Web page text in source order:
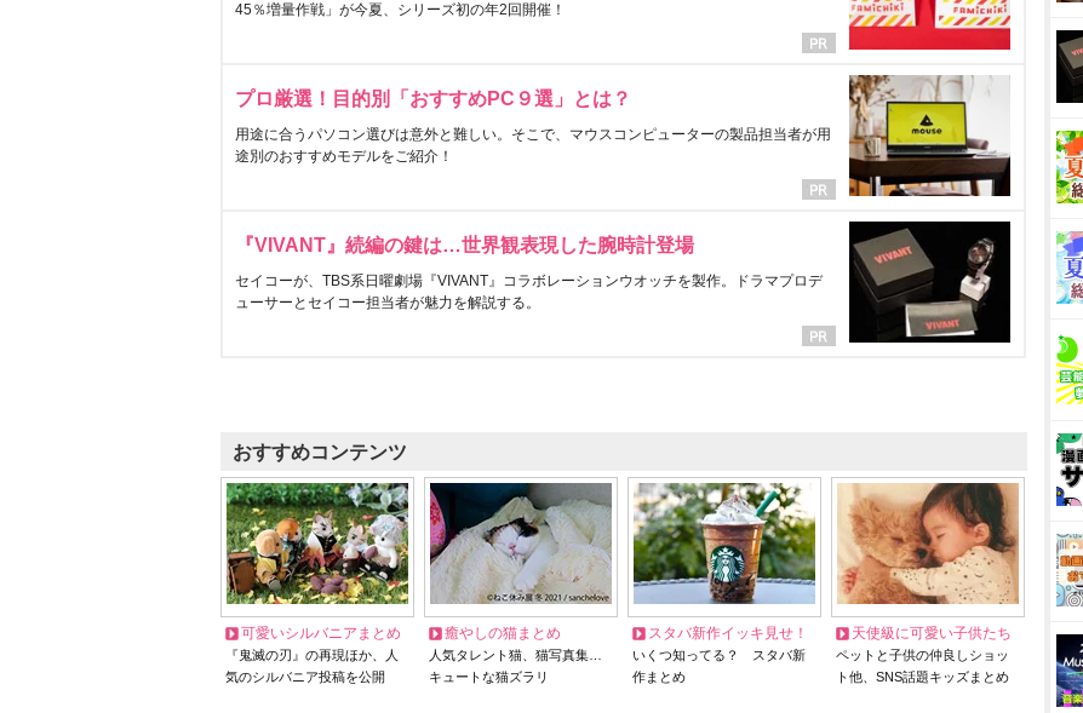
45％増量作戦」が今夏、シリーズ初の年2回開催！
プロ厳選！目的別「おすすめPC９選」とは？
用途に合うパソコン選びは意外と難しい。そこで、マウスコンピューターの製品担当者が用
途別のおすすめモデルをご紹介！
『VIVANT』続編の鍵は…世界観表現した腕時計登場
セイコーが、TBS系日曜劇場『VIVANT』コラボレーションウオッチを製作。ドラマプロデ
ューサーとセイコー担当者が魅力を解説する。
おすすめコンテンツ
可愛いシルバニアまとめ
『鬼滅の刃』の再現ほか、人
気のシルバニア投稿を公開
癒やしの猫まとめ
人気タレント猫、猫写真集…
キュートな猫ズラリ
スタバ新作イッキ見せ！
いくつ知ってる？ スタバ新
作まとめ
天使級に可愛い子供たち
ペットと子供の仲良しショッ
ト他、SNS話題キッズまとめ